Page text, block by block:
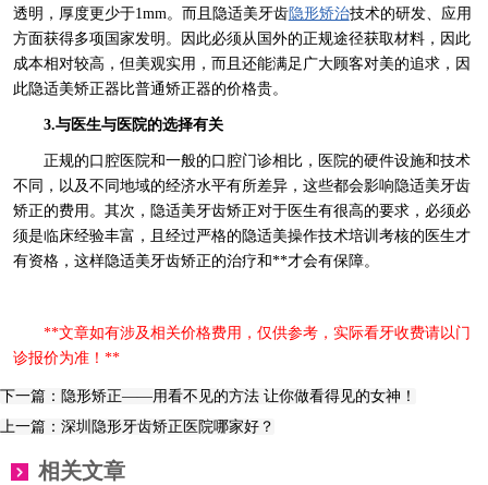
透明，厚度更少于1mm。而且隐适美牙齿隐形矫治技术的研发、应用
方面获得多项国家发明。因此必须从国外的正规途径获取材料，因此
成本相对较高，但美观实用，而且还能满足广大顾客对美的追求，因
此隐适美矫正器比普通矫正器的价格贵。
3.与医生与医院的选择有关
正规的口腔医院和一般的口腔门诊相比，医院的硬件设施和技术
不同，以及不同地域的经济水平有所差异，这些都会影响隐适美牙齿
矫正的费用。其次，隐适美牙齿矫正对于医生有很高的要求，必须必
须是临床经验丰富，且经过严格的隐适美操作技术培训考核的医生才
有资格，这样隐适美牙齿矫正的治疗和**才会有保障。
**文章如有涉及相关价格费用，仅供参考，实际看牙收费请以门
诊报价为准！**
下一篇：隐形矫正——用看不见的方法 让你做看得见的女神！
上一篇：深圳隐形牙齿矫正医院哪家好？
相关文章